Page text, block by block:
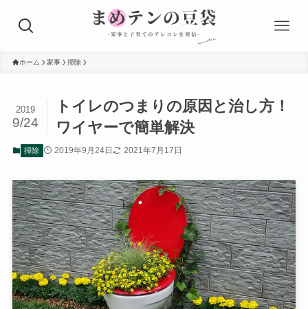
ホーム 家事 掃除
トイレのつまりの原因と治し方！
ワイヤーで簡単解決
2019
9/24
掃除 2019年9月24日 2021年7月17日